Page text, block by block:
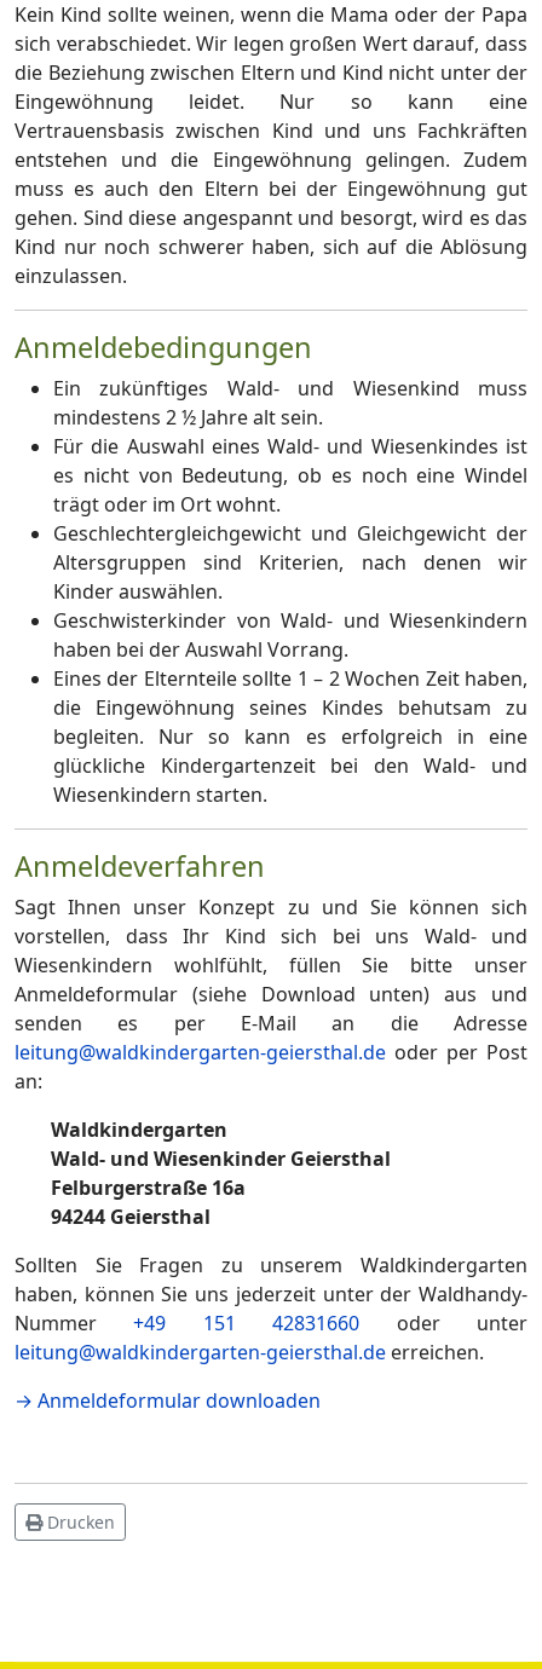
Kein Kind sollte weinen, wenn die Mama oder der Papa
sich verabschiedet. Wir legen großen Wert darauf, dass
die Beziehung zwischen Eltern und Kind nicht unter der
Eingewöhnung leidet. Nur so kann eine
Vertrauensbasis zwischen Kind und uns Fachkräften
entstehen und die Eingewöhnung gelingen. Zudem
muss es auch den Eltern bei der Eingewöhnung gut
gehen. Sind diese angespannt und besorgt, wird es das
Kind nur noch schwerer haben, sich auf die Ablösung
einzulassen.
Anmeldebedingungen
Ein zukünftiges Wald- und Wiesenkind muss
mindestens 2 ½ Jahre alt sein.
Für die Auswahl eines Wald- und Wiesenkindes ist
es nicht von Bedeutung, ob es noch eine Windel
trägt oder im Ort wohnt.
Geschlechtergleichgewicht und Gleichgewicht der
Altersgruppen sind Kriterien, nach denen wir
Kinder auswählen.
Geschwisterkinder von Wald- und Wiesenkindern
haben bei der Auswahl Vorrang.
Eines der Elternteile sollte 1 – 2 Wochen Zeit haben,
die Eingewöhnung seines Kindes behutsam zu
begleiten. Nur so kann es erfolgreich in eine
glückliche Kindergartenzeit bei den Wald- und
Wiesenkindern starten.
Anmeldeverfahren
Sagt Ihnen unser Konzept zu und Sie können sich
vorstellen, dass Ihr Kind sich bei uns Wald- und
Wiesenkindern wohlfühlt, füllen Sie bitte unser
Anmeldeformular (siehe Download unten) aus und
senden es per E-Mail an die Adresse
leitung@waldkindergarten-geiersthal.de oder per Post
an:
Waldkindergarten
Wald- und Wiesenkinder Geiersthal
Felburgerstraße 16a
94244 Geiersthal
Sollten Sie Fragen zu unserem Waldkindergarten
haben, können Sie uns jederzeit unter der Waldhandy-
Nummer+49 151 42831660 oder unter
leitung@waldkindergarten-geiersthal.de erreichen.
→ Anmeldeformular downloaden
Drucken